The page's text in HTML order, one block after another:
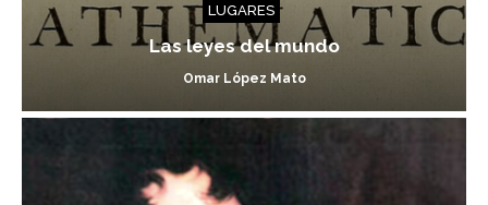
LUGARES
Las leyes del mundo
Omar López Mato